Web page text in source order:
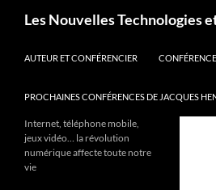
Les Nouvelles Technologies
AUTEUR ET CONFÉRENCIER
PROCHAINES CONFÉRENCES DE JACQUES
Internet, téléphone mobile,
jeux vidéo… la révolution
numérique affecte toute notre
vie